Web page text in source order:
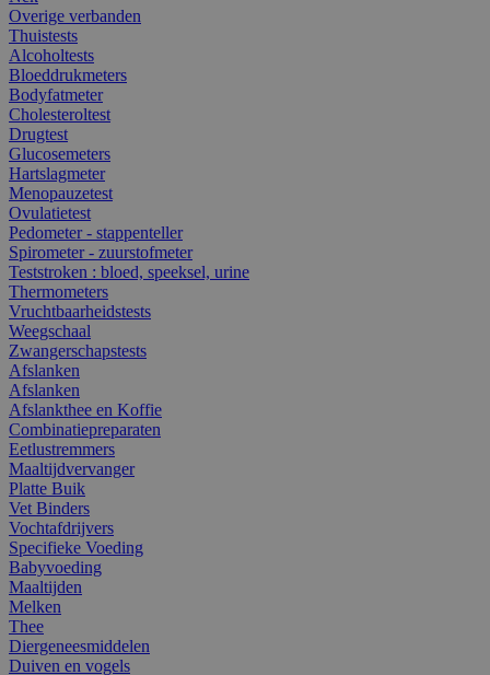
Overige verbanden
Thuistests
Alcoholtests
Bloeddrukmeters
Bodyfatmeter
Cholesteroltest
Drugtest
Glucosemeters
Hartslagmeter
Menopauzetest
Ovulatietest
Pedometer - stappenteller
Spirometer - zuurstofmeter
Teststroken : bloed, speeksel, urine
Thermometers
Vruchtbaarheidstests
Weegschaal
Zwangerschapstests
Afslanken
Afslanken
Afslankthee en Koffie
Combinatiepreparaten
Eetlustremmers
Maaltijdvervanger
Platte Buik
Vet Binders
Vochtafdrijvers
Specifieke Voeding
Babyvoeding
Maaltijden
Melken
Thee
Diergeneesmiddelen
Duiven en vogels